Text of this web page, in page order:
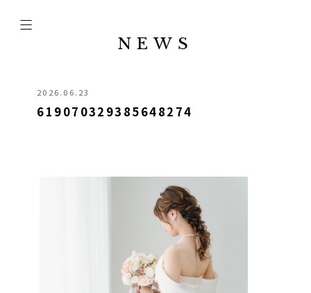
NEWS
2026.06.23
619070329385648274